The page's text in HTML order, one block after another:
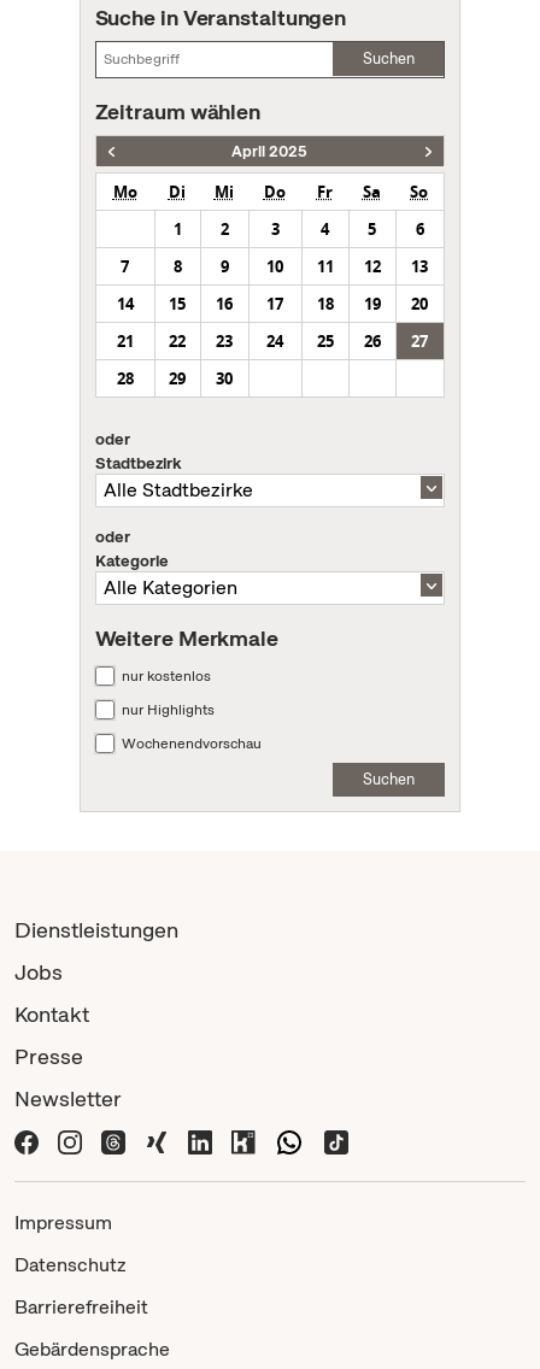
Suche in Veranstaltungen
Suchen
Zeitraum wählen
April 2025
Mo Di Mi Do Fr Sa
So
1
2 3 4 5
6
7
8 9 10 11 12
13
14
15 16 17 18 19
20
21
22 23 24 25 26
27
28
29 30
oder
Stadtbezirk
oder
Kategorie
Weitere Merkmale
nur kostenlos
nur Highlights
Wochenendvorschau
Suchen
Dienstleistungen
Jobs
Kontakt
Presse
Newsletter
Impressum
Datenschutz
Barrierefreiheit
Gebärdensprache